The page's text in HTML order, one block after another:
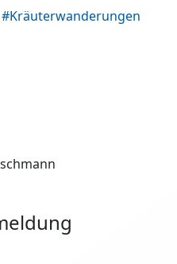
#Kräuterwanderungen